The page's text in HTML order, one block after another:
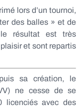
lors d’un tournoi,
des balles » et de
résultat est très
et sont repartis
sa création, le
ne cesse de se
licenciés avec des